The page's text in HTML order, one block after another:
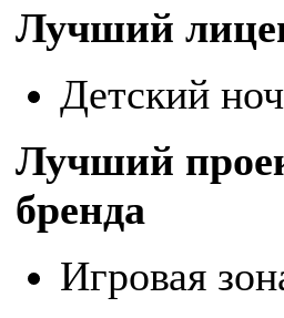
Лучший
Детский
Лучший
бренда
Игровая